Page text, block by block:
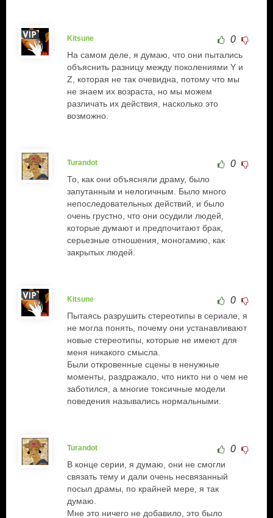
Kitsune 0
На самом деле, я думаю, что они пытались
объяснить разницу между поколениями Y и
Z, которая не так очевидна, потому что мы
не знаем их возраста, но мы можем
различать их действия, насколько это
возможно.
Turandot 0
То, как они объясняли драму, было
запутанным и нелогичным. Было много
непоследовательных действий, и было
очень грустно, что они осудили людей,
которые думают и предпочитают брак,
серьезные отношения, моногамию, как
закрытых людей.
Kitsune 0
Пытаясь разрушить стереотипы в сериале, я
не могла понять, почему они устанавливают
новые стереотипы, которые не имеют для
меня никакого смысла.
Были откровенные сцены в ненужные
моменты, раздражало, что никто ни о чем не
заботился, а многие токсичные модели
поведения назывались нормальными.
Turandot 0
В конце серии, я думаю, они не смогли
связать тему и дали очень несвязанный
посыл драмы, по крайней мере, я так
думаю.
Мне это ничего не добавило, это было